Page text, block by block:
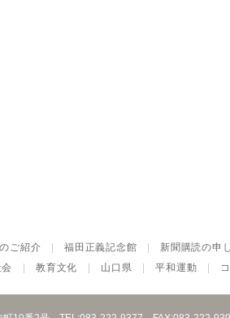
ご紹介 |福田正義記念館 新聞購読の申
|教育文化 山口県 |平和運動